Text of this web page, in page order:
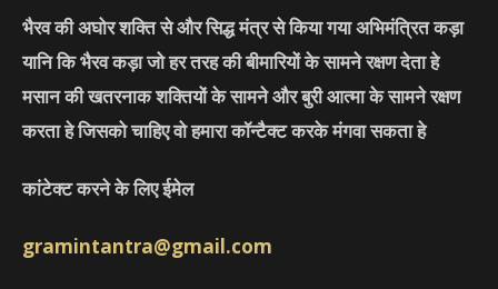
भैरव की अघोर शक्ति से और सिद्ध मंत्र से किया गया अभिमंत्रित कड़ा
यानि कि भैरव कड़ा जो हर तरह की बीमारियों के सामने रक्षण देता हे
मसान की खतरनाक शक्तियों के सामने और बुरी आत्मा के सामने रक्षण
करता हे जिसको चाहिए वो हमारा कॉन्टैक्ट करके मंगवा सकता हे
कांटेक्ट करने के लिए ईमेल
gramintantra@gmail.com